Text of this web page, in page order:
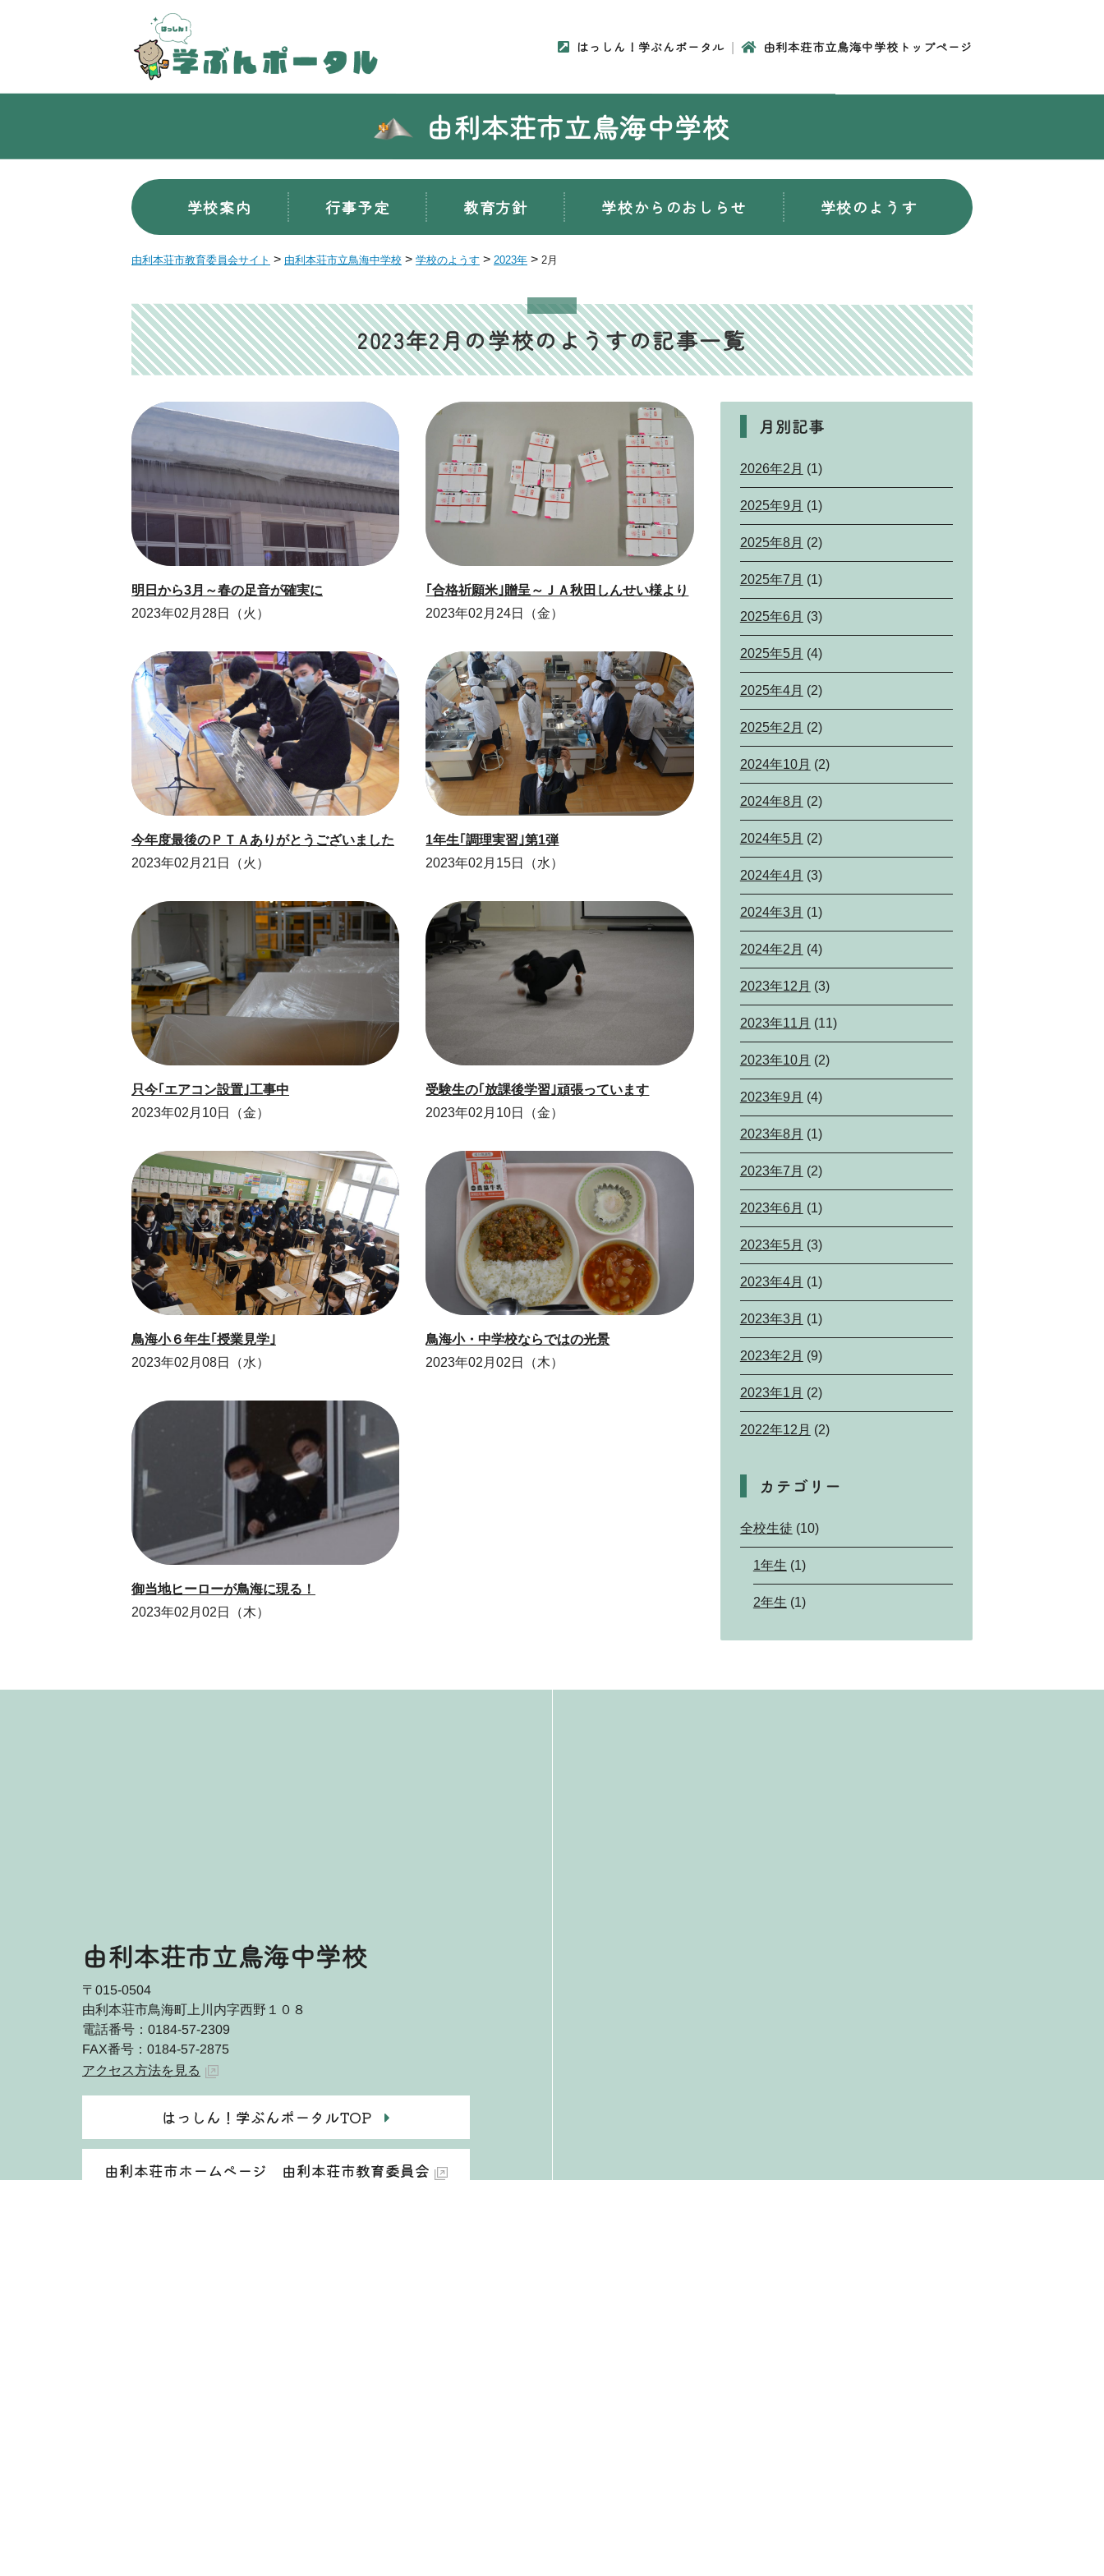
はっしん！学ぶんポータル 由利本荘市立鳥海中学校トップページ
由利本荘市立鳥海中学校
学校案内 行事予定 教育方針 学校からのおしらせ 学校のようす
由利本荘市教育委員会サイト > 由利本荘市立鳥海中学校 > 学校のようす > 2023年 > 2月
2023年2月の学校のようすの記事一覧
明日から3月～春の足音が確実に
2023年02月28日（火）
｢合格祈願米｣贈呈～ＪＡ秋田しんせい様より
2023年02月24日（金）
今年度最後のＰＴＡありがとうございました
2023年02月21日（火）
1年生｢調理実習｣第1弾
2023年02月15日（水）
只今｢エアコン設置｣工事中
2023年02月10日（金）
受験生の｢放課後学習｣頑張っています
2023年02月10日（金）
鳥海小６年生｢授業見学｣
2023年02月08日（水）
鳥海小・中学校ならではの光景
2023年02月02日（木）
御当地ヒーローが鳥海に現る！
2023年02月02日（木）
月別記事
2026年2月 (1)
2025年9月 (1)
2025年8月 (2)
2025年7月 (1)
2025年6月 (3)
2025年5月 (4)
2025年4月 (2)
2025年2月 (2)
2024年10月 (2)
2024年8月 (2)
2024年5月 (2)
2024年4月 (3)
2024年3月 (1)
2024年2月 (4)
2023年12月 (3)
2023年11月 (11)
2023年10月 (2)
2023年9月 (4)
2023年8月 (1)
2023年7月 (2)
2023年6月 (1)
2023年5月 (3)
2023年4月 (1)
2023年3月 (1)
2023年2月 (9)
2023年1月 (2)
2022年12月 (2)
カテゴリー
全校生徒 (10)
1年生 (1)
2年生 (1)
由利本荘市立鳥海中学校
〒015-0504
由利本荘市鳥海町上川内字西野１０８
電話番号：0184-57-2309
FAX番号：0184-57-2875
アクセス方法を見る
はっしん！学ぶんポータルTOP
由利本荘市ホームページ 由利本荘市教育委員会